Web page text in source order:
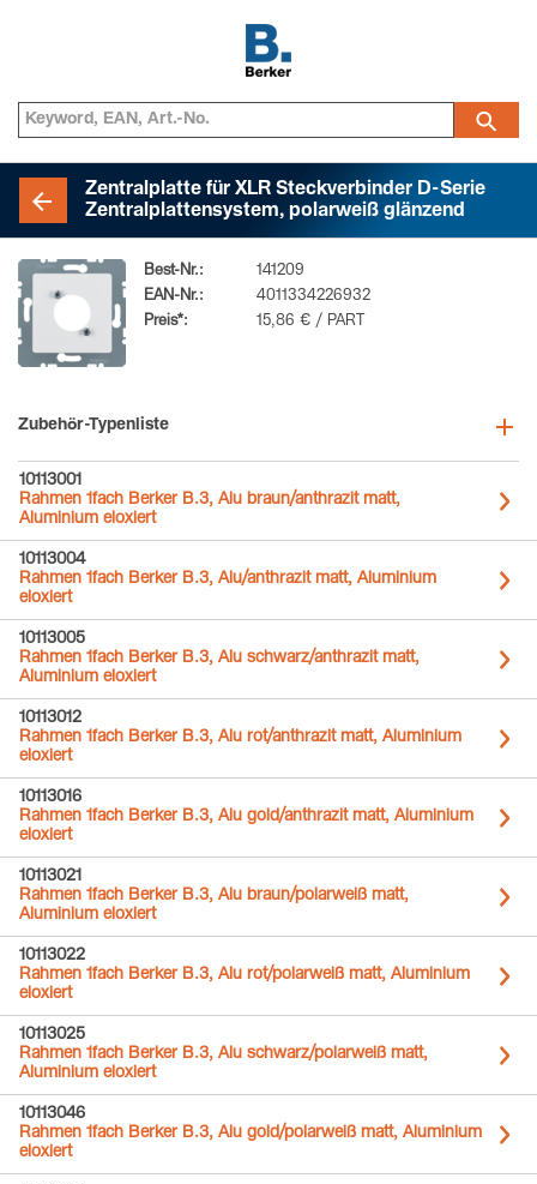
Zentralplatte für XLR Steckverbinder D-Serie
Zentralplattensystem, polarweiß glänzend
Best-Nr.:
141209
EAN-Nr.:
4011334226932
Preis*:
15,86 € / PART
Zubehör-Typenliste
10113001
Rahmen 1fach Berker B.3, Alu braun/anthrazit matt,
Aluminium eloxiert
10113004
Rahmen 1fach Berker B.3, Alu/anthrazit matt, Aluminium
eloxiert
10113005
Rahmen 1fach Berker B.3, Alu schwarz/anthrazit matt,
Aluminium eloxiert
10113012
Rahmen 1fach Berker B.3, Alu rot/anthrazit matt, Aluminium
eloxiert
10113016
Rahmen 1fach Berker B.3, Alu gold/anthrazit matt, Aluminium
eloxiert
10113021
Rahmen 1fach Berker B.3, Alu braun/polarweiß matt,
Aluminium eloxiert
10113022
Rahmen 1fach Berker B.3, Alu rot/polarweiß matt, Aluminium
eloxiert
10113025
Rahmen 1fach Berker B.3, Alu schwarz/polarweiß matt,
Aluminium eloxiert
10113046
Rahmen 1fach Berker B.3, Alu gold/polarweiß matt, Aluminium
eloxiert